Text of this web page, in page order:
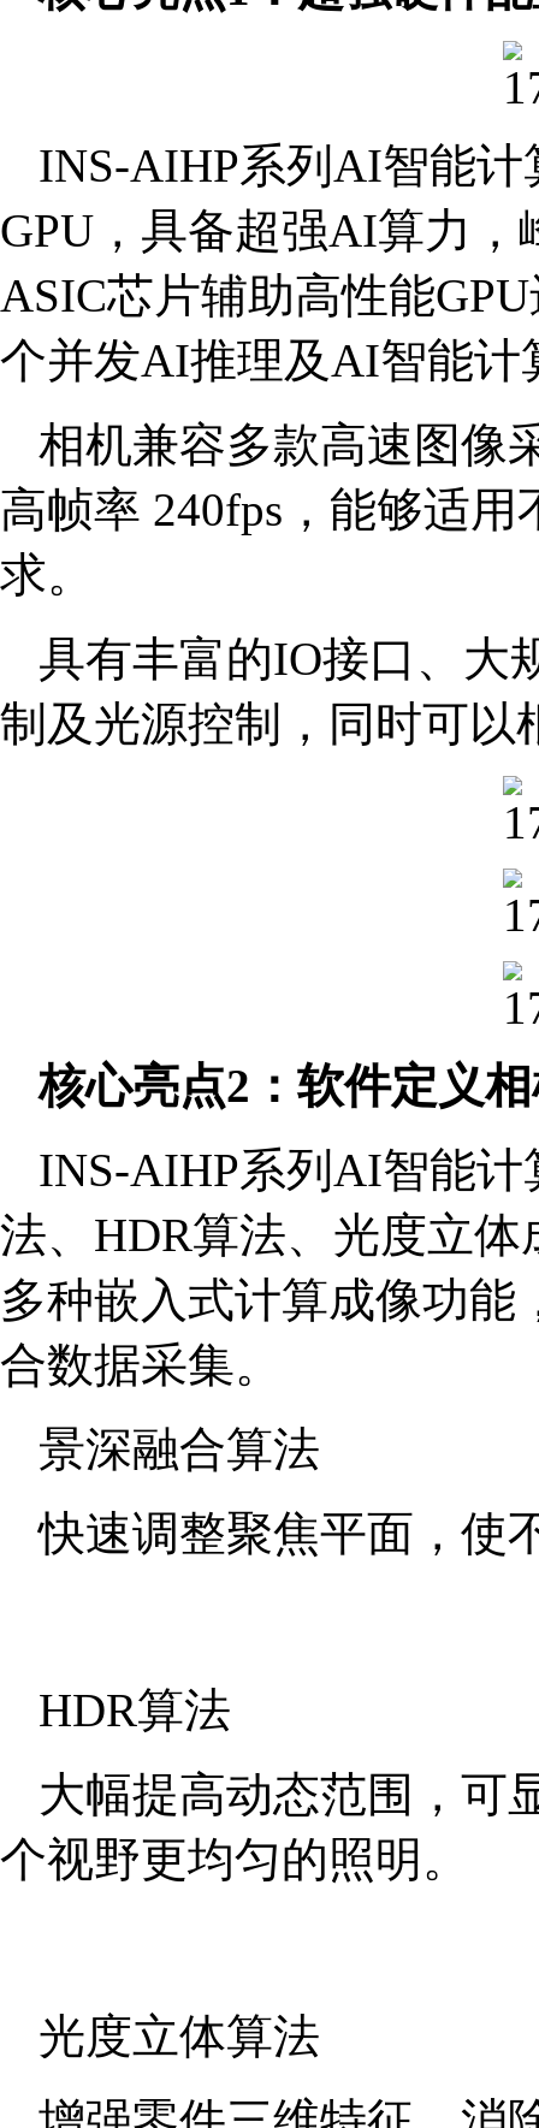
INS-AIHP系列AI智能
GPU，具备超强AI算力，
ASIC芯片辅助高性能
个并发AI推理及AI智能计
相机兼容多款高速图像
高帧率 240fps，能够适
求。
具有丰富的IO接口、大
制及光源控制，同时可以
核心亮点2：软件定义
INS-AIHP系列AI智能
法、HDR算法、光度立
多种嵌入式计算成像功能
合数据采集。
景深融合算法
快速调整聚焦平面，使
HDR算法
大幅提高动态范围，可
个视野更均匀的照明。
光度立体算法